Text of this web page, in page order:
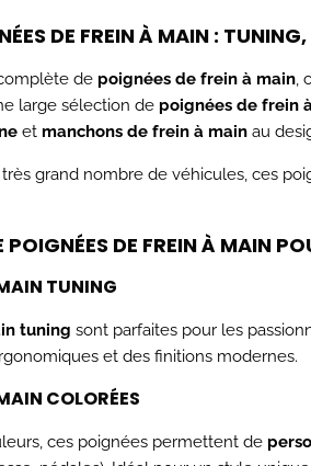
DE FREIN À MAIN :
de poignées de frein à main,
large sélection de poignées de frein
et manchons de frein à main au
très grand nombre de véhicules, ces
DE FREIN À MAIN
TUNING
tuning sont parfaites pour les
et des finitions modernes.
COLORÉES
ces poignées permettent de